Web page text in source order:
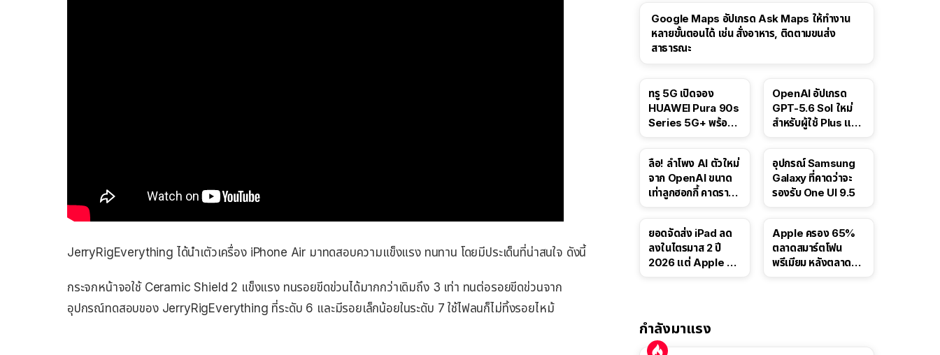
JerryRigEverything ได้นำเตัวเครื่อง iPhone Air มาทดสอบความแข็งแรง ทนทาน โดยมีประเด็นที่น่าสนใจ ดังนี้
กระจกหน้าจอใช้ Ceramic Shield 2 แข็งแรง ทนรอยขีดข่วนได้มากกว่าเดิมถึง 3 เท่า ทนต่อรอยขีดข่วนจาก
อุปกรณ์ทดสอบของ JerryRigEverything ที่ระดับ 6 และมีรอยเล็กน้อยในระดับ 7 ใช้ไฟลนก็ไม่ทิ้งรอยไหม้
Google Maps อัปเกรด Ask Maps ให้ทำงาน
หลายขั้นตอนได้ เช่น สั่งอาหาร, ติดตามขนส่ง
สาธารณะ
ทรู 5G เปิดจอง
HUAWEI Pura 90s
Series 5G+ พร้อม
OpenAI อัปเกรด
GPT-5.6 Sol ใหม่
สำหรับผู้ใช้ Plus และ
ลือ! ลำโพง AI ตัวใหม่
จาก OpenAI ขนาด
เท่าลูกฮอกกี้ คาดราคา
อุปกรณ์ Samsung
Galaxy ที่คาดว่าจะ
รองรับ One UI 9.5
ยอดจัดส่ง iPad ลด
ลงในไตรมาส 2 ปี
2026 แต่ Apple ยัง
Apple ครอง 65%
ตลาดสมาร์ตโฟน
พรีเมียม หลังตลาดทำ
กำลังมาแรง